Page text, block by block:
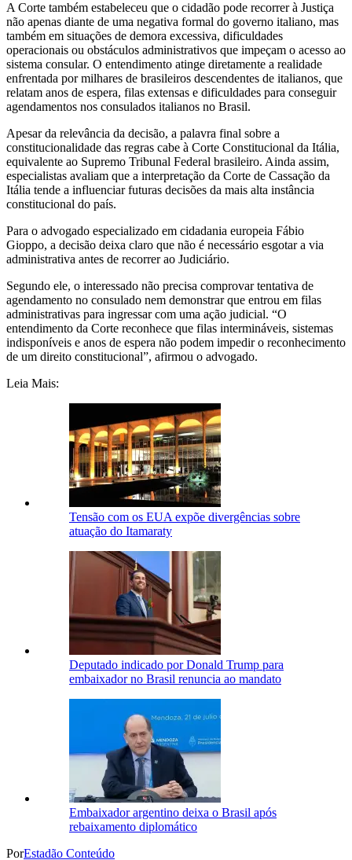
A Corte também estabeleceu que o cidadão pode recorrer à Justiça
não apenas diante de uma negativa formal do governo italiano, mas
também em situações de demora excessiva, dificuldades
operacionais ou obstáculos administrativos que impeçam o acesso ao
sistema consular. O entendimento atinge diretamente a realidade
enfrentada por milhares de brasileiros descendentes de italianos, que
relatam anos de espera, filas extensas e dificuldades para conseguir
agendamentos nos consulados italianos no Brasil.
Apesar da relevância da decisão, a palavra final sobre a
constitucionalidade das regras cabe à Corte Constitucional da Itália,
equivalente ao Supremo Tribunal Federal brasileiro. Ainda assim,
especialistas avaliam que a interpretação da Corte de Cassação da
Itália tende a influenciar futuras decisões da mais alta instância
constitucional do país.
Para o advogado especializado em cidadania europeia Fábio
Gioppo, a decisão deixa claro que não é necessário esgotar a via
administrativa antes de recorrer ao Judiciário.
Segundo ele, o interessado não precisa comprovar tentativa de
agendamento no consulado nem demonstrar que entrou em filas
administrativas para ingressar com uma ação judicial. “O
entendimento da Corte reconhece que filas intermináveis, sistemas
indisponíveis e anos de espera não podem impedir o reconhecimento
de um direito constitucional”, afirmou o advogado.
Leia Mais:
Tensão com os EUA expõe divergências sobre
atuação do Itamaraty
Deputado indicado por Donald Trump para
embaixador no Brasil renuncia ao mandato
Embaixador argentino deixa o Brasil após
rebaixamento diplomático
PorEstadão Conteúdo